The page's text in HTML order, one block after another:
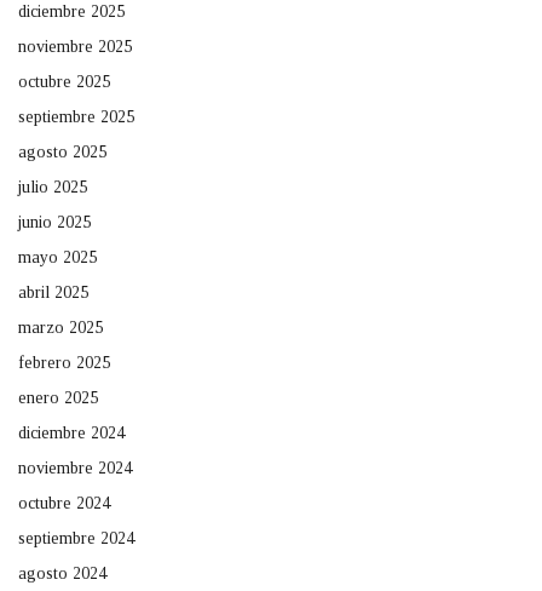
diciembre 2025
noviembre 2025
octubre 2025
septiembre 2025
agosto 2025
julio 2025
junio 2025
mayo 2025
abril 2025
marzo 2025
febrero 2025
enero 2025
diciembre 2024
noviembre 2024
octubre 2024
septiembre 2024
agosto 2024